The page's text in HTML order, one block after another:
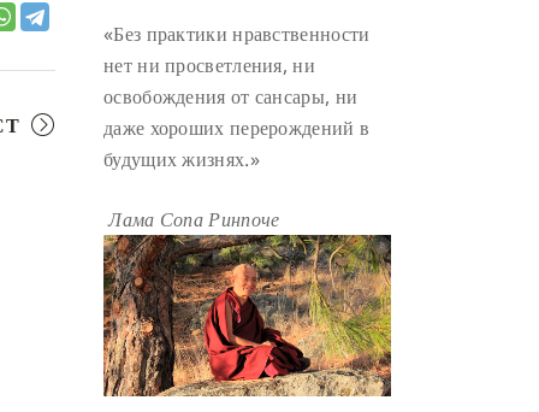
ТРЕНИРОВКА УМА(3)
МОНАШЕСТВО (3)
ПРЕДВАРИТЕЛЬНЫЕ ПРАКТИКИ
(3)
ЧОКОР ДЮЧЕН(3)
ПОСВЯЩЕНИЕ(2) ГНЕВ(2)
ПРОСТИРАНИЯ(2)
ДАГРИ РИНПОЧЕ(2)
ГРУППОВАЯ ПРАКТИКА(2)
«Без практики нравственности
нет ни просветления, ни
освобождения от сансары, ни
даже хороших перерождений в
будущих жизнях.»
Лама Сопа Ринпоче